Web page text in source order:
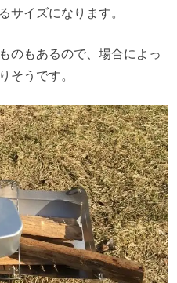
サイズになります。
のもあるので、場合によっ
そうです。